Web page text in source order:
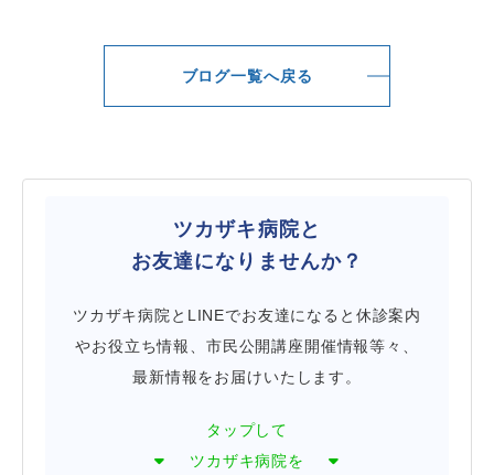
ブログ一覧へ戻る
ツカザキ病院と
お友達になりませんか？
ツカザキ病院とLINEでお友達になると休診案内
やお役立ち情報、市民公開講座開催情報等々、
最新情報をお届けいたします。
タップして
ツカザキ病院を